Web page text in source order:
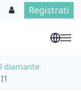
Registrati
diamante